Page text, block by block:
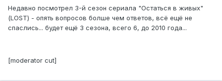
Недавно посмотрел 3-й сезон сериала "Остаться в живых"
(LOST) - опять вопросов болше чем ответов, всё ещё не
спаслись... будет ещё 3 сезона, всего 6, до 2010 года...
[moderator cut]